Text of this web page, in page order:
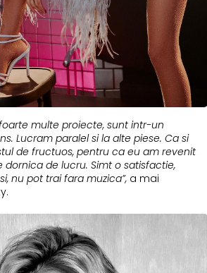
multe proiecte, sunt intr-un
Lucram paralel si la alte piese. Ca si
de fructuos, pentru ca eu am revenit
dornica de lucru. Simt o satisfactie,
nu pot trai fara muzica”, a mai